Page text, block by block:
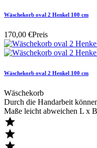
Wäschekorb oval 2 Henkel 100 cm
170,00 €Preis
Wäschekorb oval 2 Henkel 100 cm
Wäschekorb
Durch die Handarbeit
Maße leicht abweichen L

